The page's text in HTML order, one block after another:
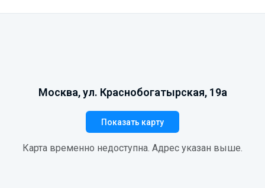
Москва, ул. Краснобогатырская, 19а
Показать карту
Карта временно недоступна. Адрес указан выше.